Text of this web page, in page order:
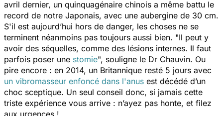
avril dernier, un quinquagénaire chinois a même battu le
record de notre Japonais, avec une aubergine de 30 cm.
S'il est aujourd’hui hors de danger, les choses ne se
terminent néanmoins pas toujours aussi bien. "Il peut y
avoir des séquelles, comme des lésions internes. Il faut
parfois poser une stomie", souligne le Dr Chauvin. Ou
pire encore : en 2014, un Britannique resté 5 jours avec
un vibromasseur enfoncé dans l'anus est décédé d’un
choc sceptique. Un seul conseil donc, si jamais cette
triste expérience vous arrive : n’ayez pas honte, et filez
aux urgences !